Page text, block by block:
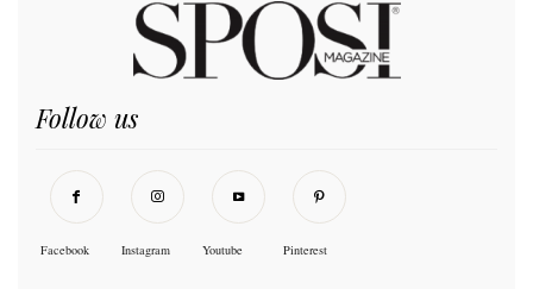
Follow us
Facebook Instagram Youtube Pinterest